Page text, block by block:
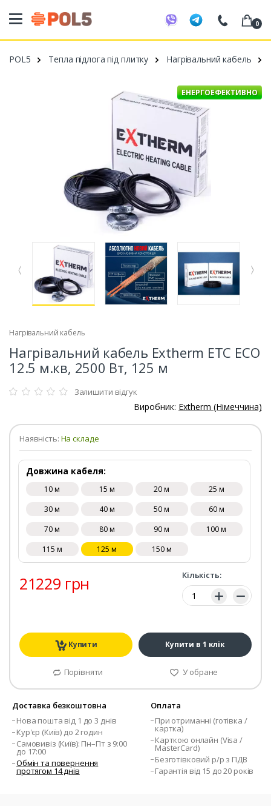
098 20 52 818
099 53 43 210
093 80 63 881
0
POL5 Тепла підлога під плитку Нагрівальний кабель
ЕНЕРГОЕФЕКТИВНО
Нагрівальний кабель
Нагрівальний кабель Extherm ETC ECO
12.5 м.кв, 2500 Вт, 125 м
Залишити відгук
Виробник: Extherm (Німеччина)
Наявність: На складе
Довжина кабеля:
10 м 15 м 20 м
25 м
30 м
40 м 50 м
60 м
70 м
80 м 90 м
100 м
115 м
125 м 150 м
21229 грн Кількість:
Кількість:
Купити Купити в 1 клік
Порівняти У обране
Доставка безкоштовна
Нова пошта від 1 до 3 днів
Кур'єр (Київ) до 2 годин
Самовивіз (Київ): Пн–Пт з 9:00
до 17:00
Обмін та повернення
протягом 14 днів
Оплата
При отриманні (готівка /
картка)
Карткою онлайн (Visa /
MasterCard)
Безготівковий р/р з ПДВ
Гарантія від 15 до 20 років